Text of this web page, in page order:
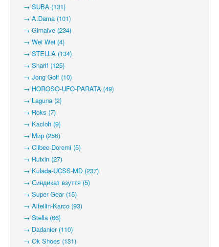
→ SUBA (131)
→ A.Dama (101)
→ Girnaive (234)
→ Wei Wei (4)
→ STELLA (134)
→ Sharif (125)
→ Jong Golf (10)
→ HOROSO-UFO-PARATA (49)
→ Laguna (2)
→ Roks (7)
→ Kacloh (9)
→ Мир (256)
→ Clibee-Doremi (5)
→ Ruixin (27)
→ Kulada-UCSS-MD (237)
→ Синдикат взуття (5)
→ Super Gear (15)
→ Aifeilin-Karco (93)
→ Stella (66)
→ Dadanier (110)
→ Ok Shoes (131)